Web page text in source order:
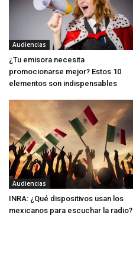
Audiencias
¿Tu emisora necesita
promocionarse mejor? Estos 10
elementos son indispensables
Audiencias
INRA: ¿Qué dispositivos usan los
mexicanos para escuchar la radio?